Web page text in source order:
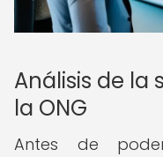
Análisis de la
la ONG
Antes de